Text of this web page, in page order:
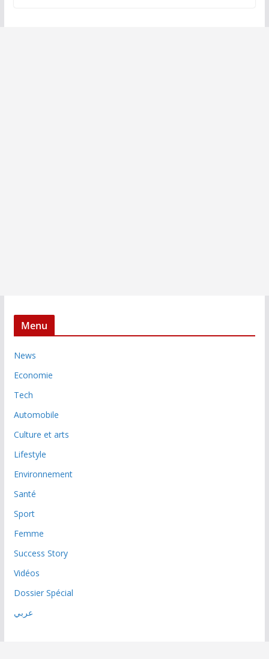
Menu
News
Economie
Tech
Automobile
Culture et arts
Lifestyle
Environnement
Santé
Sport
Femme
Success Story
Vidéos
Dossier Spécial
عربي